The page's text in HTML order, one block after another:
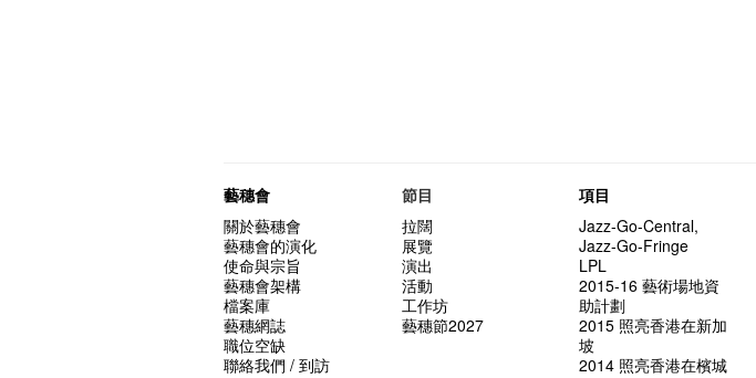
藝穗會
關於藝穗會
藝穗會的演化
使命與宗旨
藝穗會架構
檔案庫
藝穗網誌
職位空缺
聯絡我們 / 到訪
節目
拉闊
展覽
演出
活動
工作坊
藝穗節2027
項目
Jazz-Go-Central,
Jazz-Go-Fringe
LPL
2015-16 藝術場地資
助計劃
2015 照亮香港在新加
坡
2014 照亮香港在檳城